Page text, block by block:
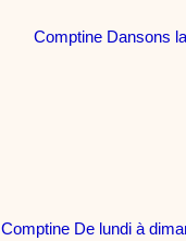
Comptine Dansons
Comptine De lundi à